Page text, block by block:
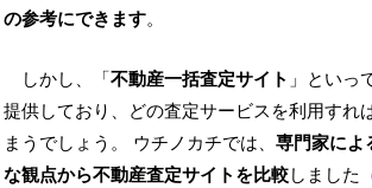
の参考にできます。
しかし、「不動産一括査定サイト 」といっ
提供しており、どの査定サービスを利用すれ
まうでしょう。 ウチノカチでは、 専門家によ
な観点から不動産査定サイトを比較しました